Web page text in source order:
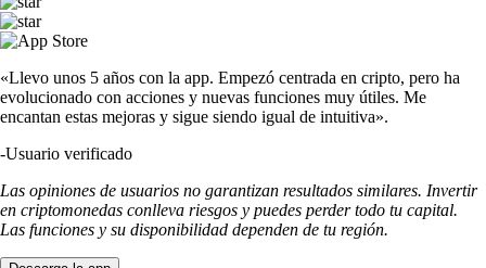
«Llevo unos 5 años con la app. Empezó centrada en cripto, pero ha
evolucionado con acciones y nuevas funciones muy útiles. Me
encantan estas mejoras y sigue siendo igual de intuitiva».
-Usuario verificado
Las opiniones de usuarios no garantizan resultados similares. Invertir
en criptomonedas conlleva riesgos y puedes perder todo tu capital.
Las funciones y su disponibilidad dependen de tu región.